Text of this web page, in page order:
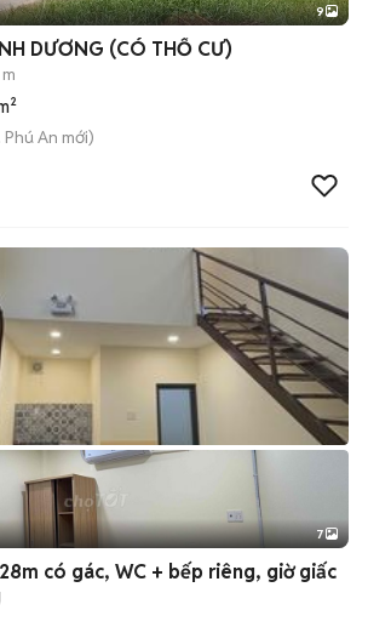
+2
9
DƯƠNG (CÓ THỔ CƯ)
Phú An mới)
+2
7
có gác, WC + bếp riêng, giờ giấc